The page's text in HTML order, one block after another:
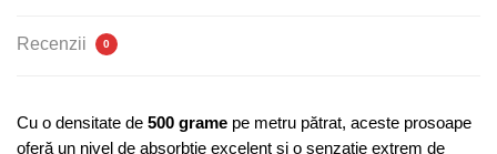
Recenzii 0
Cu o densitate de 500 grame pe metru pătrat, aceste prosoape
oferă un nivel de absorbție excelent și o senzație extrem de